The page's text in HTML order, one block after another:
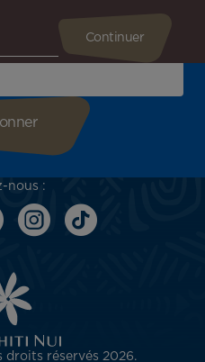
voyage !
ici
nous :
droits réservés 2026.